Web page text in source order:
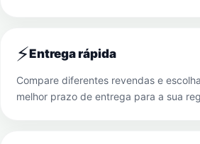
⚡Entrega rápida
Compare diferentes revendas e
melhor prazo de entrega para a sua